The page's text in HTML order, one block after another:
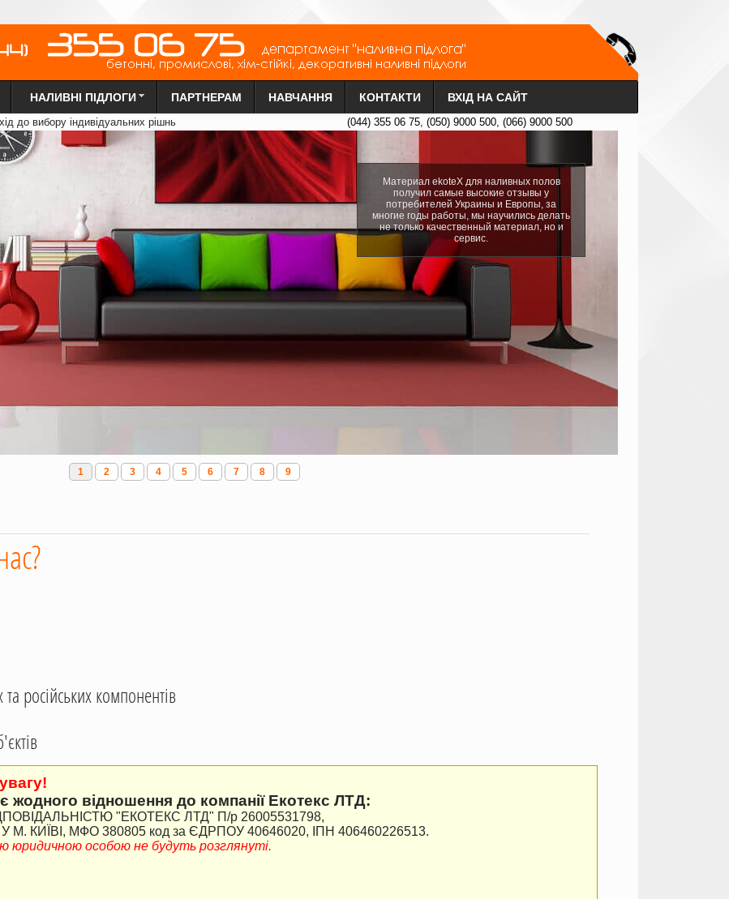
НАЛИВНІ ПІДЛОГИ ПАРТНЕРАМ НАВЧАННЯ КОНТАКТИ ВХІД НА САЙТ
хід до вибору індивідуальних рішнь (044) 355 06 75, (050) 9000 500, (066) 9000 500
Материал ekoteX для наливных полов
получил самые высокие отзывы у
потребителей Украины и Европы, за
многие годы работы, мы научились делать
не только качественный материал, но и
сервис.
1 2 3 4 5 6 7 8 9
російських компонентів
жодного відношення до компанії Екотекс ЛТД:
"ЕКОТЕКС ЛТД" П/р 26005531798,
КИЇВІ, МФО 380805 код за ЄДРПОУ 40646020, ІПН 406460226513.
юридичною особою не будуть розглянуті.